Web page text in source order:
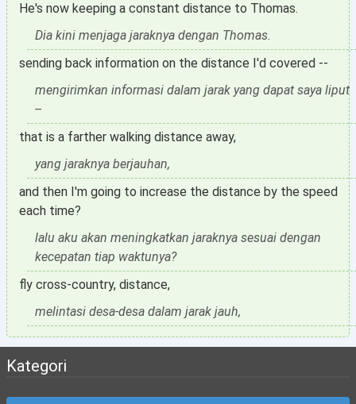
He's now keeping a constant distance to Thomas.
Dia kini menjaga jaraknya dengan Thomas.
sending back information on the distance I'd covered --
mengirimkan informasi dalam jarak yang dapat saya liput
--
that is a farther walking distance away,
yang jaraknya berjauhan,
and then I'm going to increase the distance by the speed
each time?
lalu aku akan meningkatkan jaraknya sesuai dengan
kecepatan tiap waktunya?
fly cross-country, distance,
melintasi desa-desa dalam jarak jauh,
Kategori